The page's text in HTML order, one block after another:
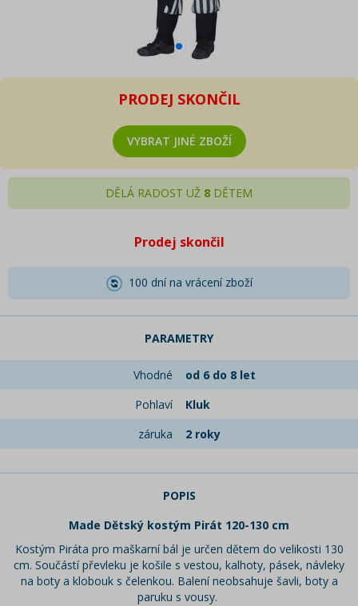
PRODEJ SKONČIL
VYBRAT JINÉ ZBOŽÍ
DĚLÁ RADOST UŽ 8 DĚTEM
Prodej skončil
100 dní na vrácení zboží
PARAMETRY
Vhodné
od 6 do 8 let
Pohlaví
Kluk
záruka
2 roky
POPIS
Made Dětský kostým Pirát 120-130 cm
Kostým Piráta pro maškarní bál je určen dětem do velikosti 130
cm. Součástí převleku je košile s vestou, kalhoty, pásek, návleky
na boty a klobouk s čelenkou. Balení neobsahuje šavli, boty a
paruku s vousy.